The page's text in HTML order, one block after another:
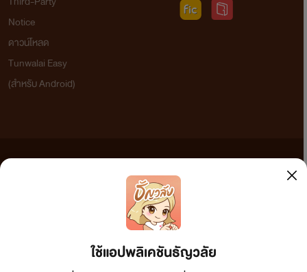
ใช้แอปพลิเคชันธัญวลัย
Notice
ดาวน์โหลด
Tunwalai Easy
(สำหรับ Android)
เว็บไซต์แห่งนี้ไม่ได้เห็นด้วยและไม่ขอรับผิดชอบต่อข้อความใดๆ ทั้งสิ้น ดังนั้นผู้อ่านทุกท่านโปรดใช้
วิจารณญาณในการกลั่นกรองด้วยตนเอง และหากท่านพบข้อความใดๆ ที่ขัดต่อกฎหมายและศีลธรรม
กรุณาแจ้งมาที่ tunwalai@ookbee.com เพื่อทีมงานจะได้ดำเนินการในทันที ทั้งนี้ ทางเว็บไซต์ขอสงวน
ลิขสิทธิ์ตามพระราชบัญญัติลิขสิทธิ์ (ฉบับเพิ่มเติม) พ.ศ.2558